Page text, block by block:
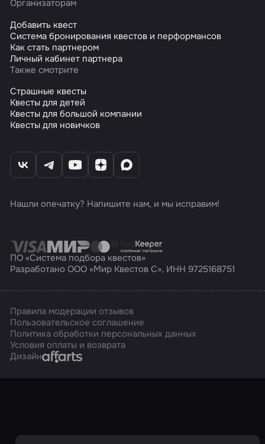
Организаторам
Добавить квест
Система бронирования квестов и перформансов
Как стать партнером
Личный кабинет партнера
Также смотрите
Страшные квесты
Квесты для детей
Квесты для большой компании
Квесты для новичков
Нашли опечатку? Напишите нам, и мы исправим!
ПО «Система подбора квестов»
Разработано ООО «Мир Квестов С», ИНН 9725168751
Правила модерации отзывов
Пользовательское соглашение
Политика обработки персональных данных
Условия оплаты и возврата
ДизайнAffarts